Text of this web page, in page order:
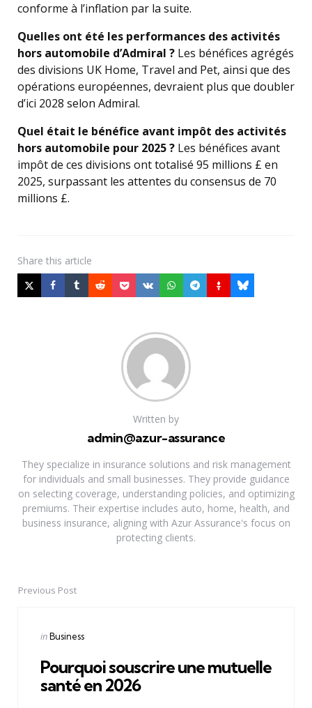
conforme à l’inflation par la suite.
Quelles ont été les performances des activités
hors automobile d’Admiral ? Les bénéfices agrégés
des divisions UK Home, Travel and Pet, ainsi que des
opérations européennes, devraient plus que doubler
d’ici 2028 selon Admiral.
Quel était le bénéfice avant impôt des activités
hors automobile pour 2025 ? Les bénéfices avant
impôt de ces divisions ont totalisé 95 millions £ en
2025, surpassant les attentes du consensus de 70
millions £.
Share this article
Written by
admin@azur-assurance
They specialize in insurance solutions and risk management
for individuals and small businesses. They provide guidance
on selecting coverage, understanding policies, and optimizing
premiums. Their expertise includes auto, home, health, and
business insurance, aligning with Azur Assurance's focus on
protecting clients.
PostPrevious Post
Posted
inBusiness
Pourquoi souscrire une mutuelle
santé en 2026